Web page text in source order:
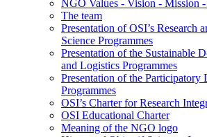
NGO Values - Vision - Mission -
The team
Presentation of OSI’s Research
Science Programmes
Presentation of the Sustainable
and Logistics Programmes
Presentation of the Participatory
Programmes
OSI’s Charter for Research
OSI Educational Charter
Meaning of the NGO logo